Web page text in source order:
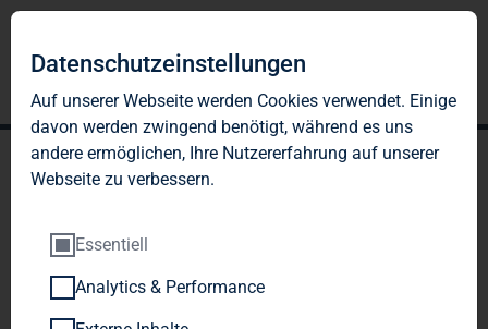
TAG Immobilien AG:
Datenschutzeinstellungen
Auf unserer Webseite werden Cookies verwendet. Einige
davon werden zwingend benötigt, während es uns
andere ermöglichen, Ihre Nutzererfahrung auf unserer
Webseite zu verbessern.
Essentiell
Analytics & Performance